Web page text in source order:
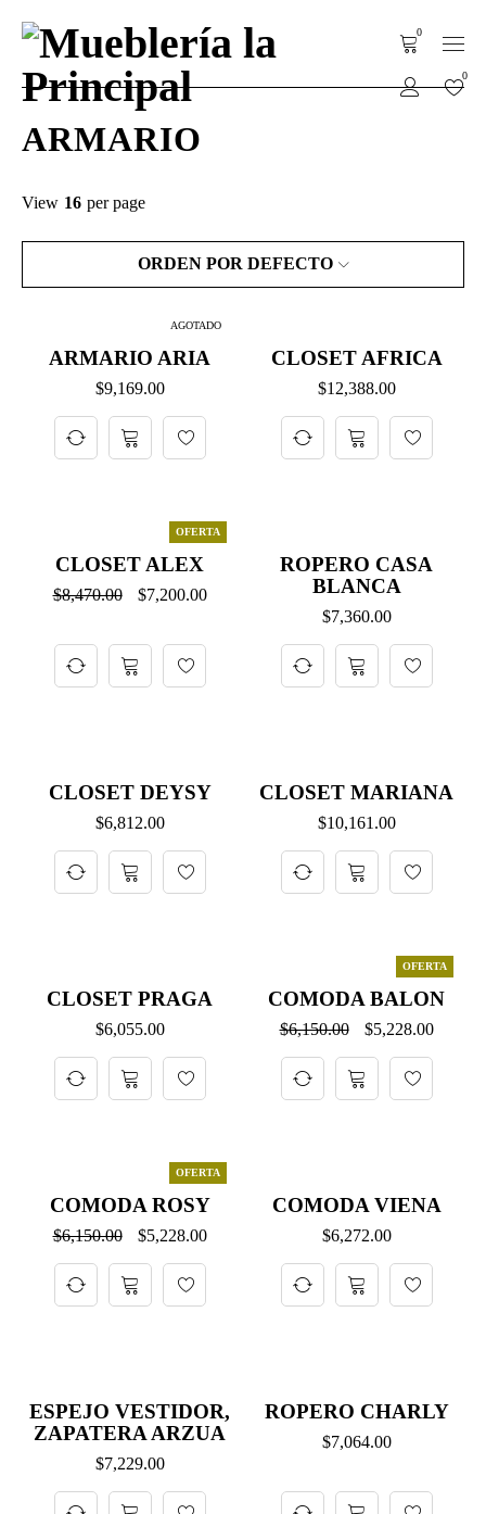
0
0
ARMARIO
ORDEN POR DEFECTO
View 16 per page
AGOTADO
ARMARIO ARIA
$9,169.00
CLOSET AFRICA
$12,388.00
OFERTA
CLOSET ALEX
$8,470.00 $7,200.00
ROPERO CASA
BLANCA
$7,360.00
CLOSET DEYSY
$6,812.00
CLOSET MARIANA
$10,161.00
CLOSET PRAGA
$6,055.00
OFERTA
COMODA BALON
$6,150.00 $5,228.00
OFERTA
COMODA ROSY
$6,150.00 $5,228.00
COMODA VIENA
$6,272.00
ESPEJO VESTIDOR,
ZAPATERA ARZUA
$7,229.00
ROPERO CHARLY
$7,064.00